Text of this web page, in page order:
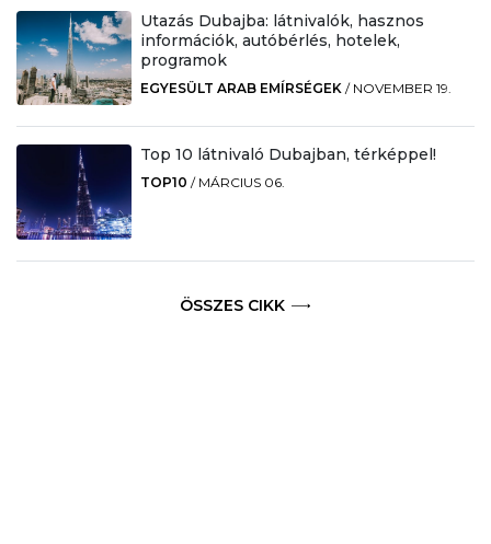
Utazás Dubajba: látnivalók, hasznos
információk, autóbérlés, hotelek,
programok
EGYESÜLT ARAB EMÍRSÉGEK / NOVEMBER 19.
Top 10 látnivaló Dubajban, térképpel!
TOP10 / MÁRCIUS 06.
ÖSSZES CIKK